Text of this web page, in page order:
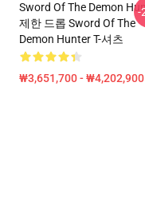
Sword Of The Demon
제한 드롭 Sword Of The
Demon Hunter T-셔츠
₩3,651,700 - ₩4,202,900
-